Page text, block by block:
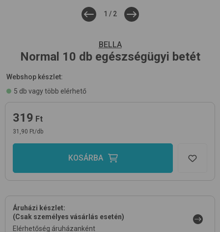
1 / 2
BELLA
Normal 10 db egészségügyi betét
Webshop készlet:
5 db vagy több elérhető
319 Ft
31,90 Ft/db
KOSÁRBA
Áruházi készlet:
(Csak személyes vásárlás esetén)
Elérhetőség áruházanként